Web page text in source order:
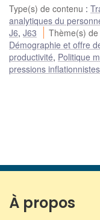
Type(s) de contenu :
analytiques du
J6, J63 Thème(s)
Démographie et offre
productivité, Politique
pressions inflationnistes
À propos